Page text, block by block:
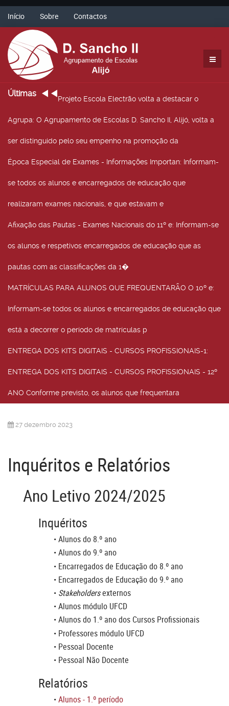
Início Sobre Contactos
Últimas
Projeto Escola Electrão volta a destacar o
Agrupa: O Agrupamento de Escolas D. Sancho II, Alijó, volta a
ser distinguido pelo seu empenho na promoção da
Época Especial de Exames - Informações Importan: Informam-
se todos os alunos e encarregados de educação que
realizaram exames nacionais, e que estavam e
Afixação das Pautas - Exames Nacionais do 11º e: Informam-se
os alunos e respetivos encarregados de educação que as
pautas com as classificações da 1�
MATRÍCULAS PARA ALUNOS QUE FREQUENTARÃO O 10º e:
Informam-se todos os alunos e encarregados de educação que
está a decorrer o período de matrículas p
ENTREGA DOS KITS DIGITAIS - CURSOS PROFISSIONAIS-1:
ENTREGA DOS KITS DIGITAIS - CURSOS PROFISSIONAIS - 12º
ANO Conforme previsto, os alunos que frequentara
27 dezembro 2023
Inquéritos e Relatórios
Ano Letivo 2024/2025
Inquéritos
•Alunos do 8.º ano
•Alunos do 9.º ano
• Encarregados de Educação do 8.º ano
• Encarregados de Educação do 9.º ano
• Stakeholdersexternos
•Alunos módulo UFCD
•Alunos do 1.º ano dos Cursos Profissionais
• Professores módulo UFCD
• Pessoal Docente
• Pessoal Não Docente
Relatórios
•Alunos - 1.º período